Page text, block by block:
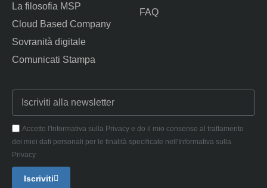
La filosofia MSP
Cloud Based Company
Sovranità digitale
Comunicati Stampa
FAQ
Accetto l'Informativa sulla Privacy e do il mio consenso al trattamento
dei miei dati personali per le finalità specificate nell'Informativa sulla
Privacy.
Iscriviti